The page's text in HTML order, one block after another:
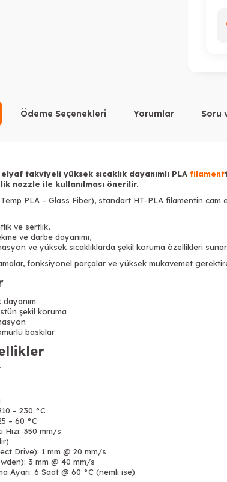
Ödeme Seçenekleri Yorumlar Soru
takviyeli yüksek sıcaklık dayanımlı PLA filament
nozzle ile kullanılması önerilir.
PLA – Glass Fiber), standart HT-PLA filamentin
ve sertlik,
ve darbe dayanımı,
ve yüksek sıcaklıklarda şekil koruma özellikleri sunar.
fonksiyonel parçalar ve yüksek mukavemet
şekil koruma
baskılar
– 230 °C
– 60 °C
Hızı: 350 mm/s
Drive): 1 mm @ 20 mm/s
3 mm @ 40 mm/s
Ayarı: 6 Saat @ 60 °C (nemli ise)